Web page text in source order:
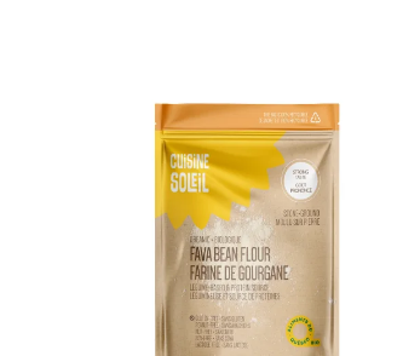
AJOUTER AU PANIER
DÉTAILS